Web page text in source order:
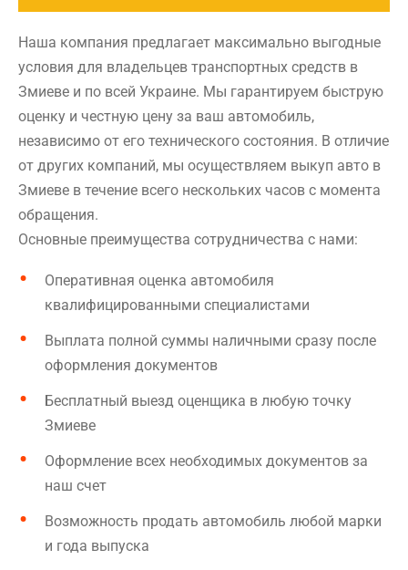
Наша компания предлагает максимально выгодные
условия для владельцев транспортных средств в
Змиеве и по всей Украине. Мы гарантируем быструю
оценку и честную цену за ваш автомобиль,
независимо от его технического состояния. В отличие
от других компаний, мы осуществляем выкуп авто в
Змиеве в течение всего нескольких часов с момента
обращения.
Основные преимущества сотрудничества с нами:
Оперативная оценка автомобиля
квалифицированными специалистами
Выплата полной суммы наличными сразу после
оформления документов
Бесплатный выезд оценщика в любую точку
Змиеве
Оформление всех необходимых документов за
наш счет
Возможность продать автомобиль любой марки
и года выпуска